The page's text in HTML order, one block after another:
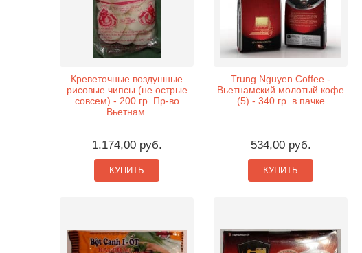
Креветочные воздушные
рисовые чипсы (не острые
совсем) - 200 гр. Пр-во
Вьетнам.
1.174,00 руб.
КУПИТЬ
Trung Nguyen Coffee -
Вьетнамский молотый кофе
(5) - 340 гр. в пачке
534,00 руб.
КУПИТЬ